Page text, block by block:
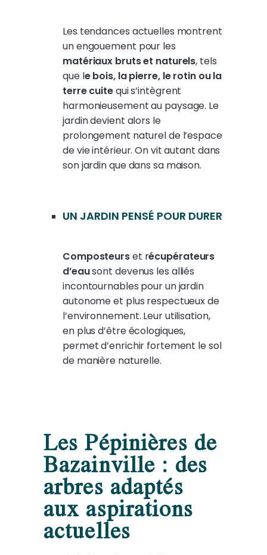
Les tendances actuelles montrent
un engouement pour les
matériaux bruts et naturels, tels
que le bois, la pierre, le rotin ou la
terre cuitequi s’intègrent
harmonieusement au paysage. Le
jardin devient alors le
prolongement naturel de l’espace
de vie intérieur. On vit autant dans
son jardin que dans sa maison.
UN JARDIN PENSÉ POUR DURER
Composteurset récupérateurs
d’eausont devenus les alliés
incontournables pour un jardin
autonome et plus respectueux de
l’environnement. Leur utilisation,
en plus d’être écologiques,
permet d’enrichir fortement le sol
de manière naturelle.
Les Pépinières de
Bazainville : des
arbres adaptés
aux aspirations
actuelles